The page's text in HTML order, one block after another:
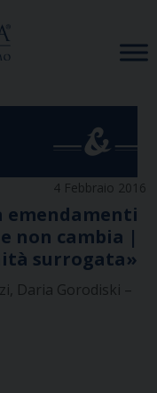
4 Febbraio 2016
non cambia |
surrogata»
Daria Gorodiski –